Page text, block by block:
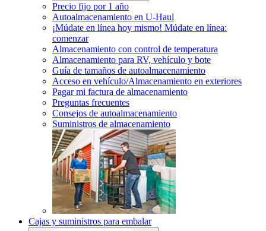
Precio fijo por 1 año
Autoalmacenamiento en U-Haul
¡Múdate en línea hoy mismo! Múdate en línea:
comenzar
Almacenamiento con control de temperatura
Almacenamiento para RV, vehículo y bote
Guía de tamaños de autoalmacenamiento
Acceso en vehículo/Almacenamiento en exteriores
Pagar mi factura de almacenamiento
Preguntas frecuentes
Consejos de autoalmacenamiento
Suministros de almacenamiento
Cajas y suministros para embalar